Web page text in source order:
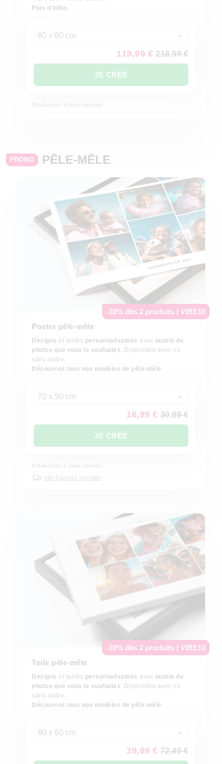
Plus d'infos
80 x 60 cm
119,99 € 218,99 €
JE CRÉE
Production: 5 jours ouvrés
PROMO PÊLE-MÊLE
-10% dès 2 produits | VIBE10
Poster pêle-mêle
Designs et tailles personnalisables avec autant de
photos que vous le souhaitez. Disponible avec ou
sans cadre.
Découvrez tous nos modèles de pêle-mêle
70 x 50 cm
16,99 € 30,99 €
JE CRÉE
Production: 2 jours ouvrés
48h Express possible
-10% dès 2 produits | VIBE10
Toile pêle-mêle
Designs et tailles personnalisables avec autant de
photos que vous le souhaitez. Disponible avec ou
sans cadre.
Découvrez tous nos modèles de pêle-mêle
80 x 60 cm
39,99 € 72,49 €